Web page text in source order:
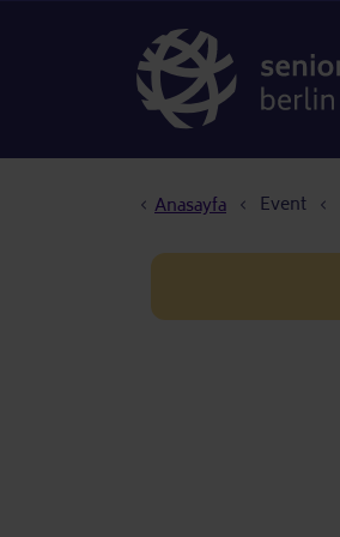
Anasayfa Event